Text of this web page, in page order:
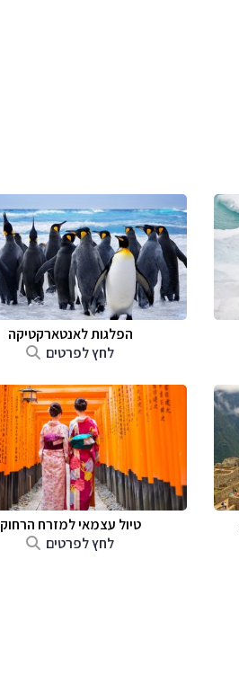
הפלגות לאנטארקטיקה
לחץ לפרטים
טיול עצמאי למזרח הרחוק
לחץ לפרטים